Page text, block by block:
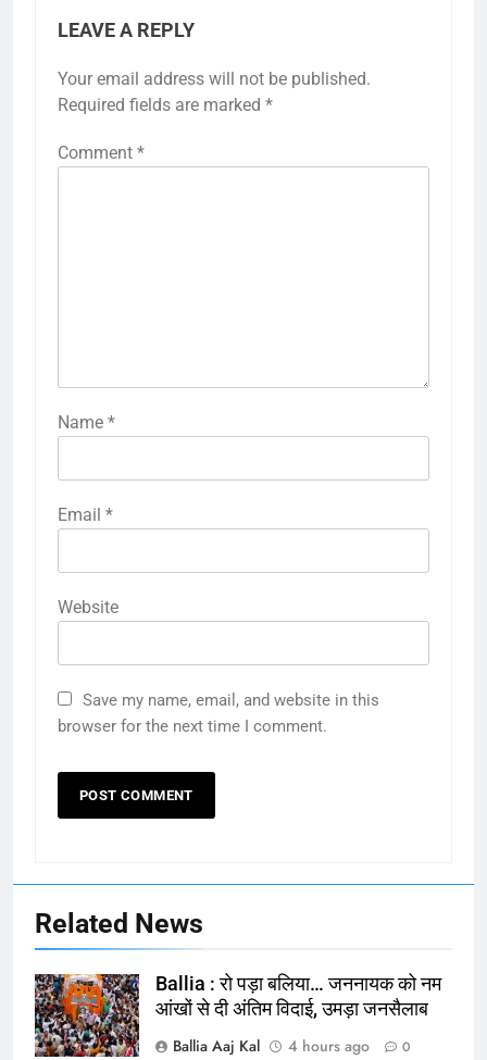
LEAVE A REPLY
Your email address will not be published.
Required fields are marked *
Comment *
Name *
Email *
Website
Save my name, email, and website in this
browser for the next time I comment.
Related News
Ballia : रो पड़ा बलिया… जननायक को नम
आंखों से दी अंतिम विदाई, उमड़ा जनसैलाब
Ballia Aaj Kal
4 hours ago 0